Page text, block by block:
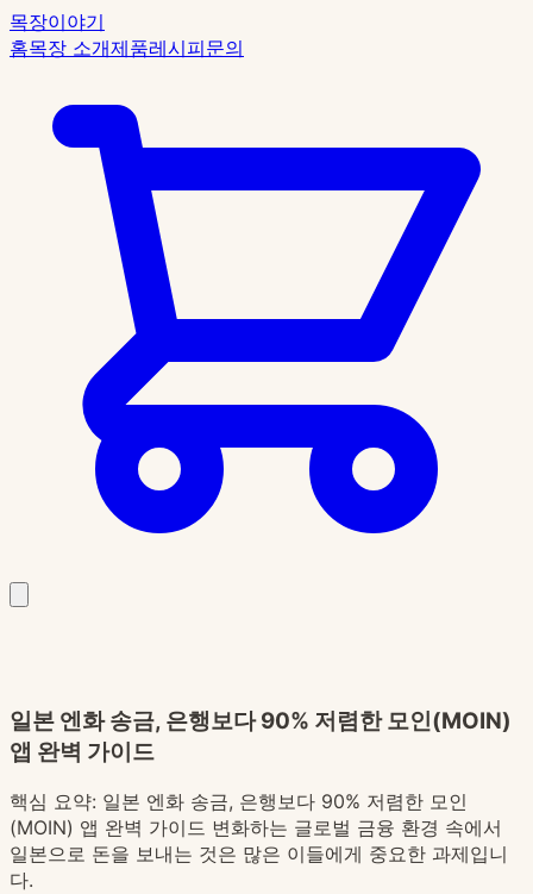
목장이야기
홈목장 소개제품레시피문의
일본 엔화 송금, 은행보다 90% 저렴한 모인(MOIN)
앱 완벽 가이드
핵심 요약: 일본 엔화 송금, 은행보다 90% 저렴한 모인
(MOIN) 앱 완벽 가이드 변화하는 글로벌 금융 환경 속에서
일본으로 돈을 보내는 것은 많은 이들에게 중요한 과제입니
다.